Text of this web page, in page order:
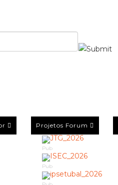
Projetos Forum
Pub
Pub